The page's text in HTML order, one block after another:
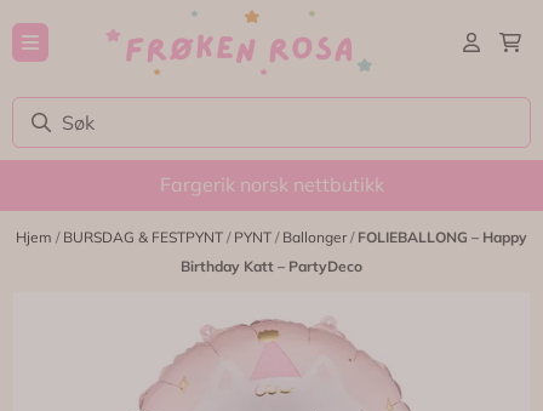
Hopp til innhold
Fargerik norsk nettbutikk
Hjem / BURSDAG & FESTPYNT / PYNT / Ballonger/ FOLIEBALLONG – Happy
Birthday Katt – PartyDeco